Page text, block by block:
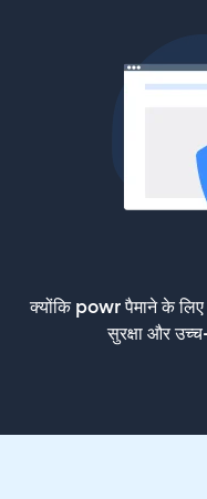
क्योंकि powr पैमाने के लिए
सुरक्षा और